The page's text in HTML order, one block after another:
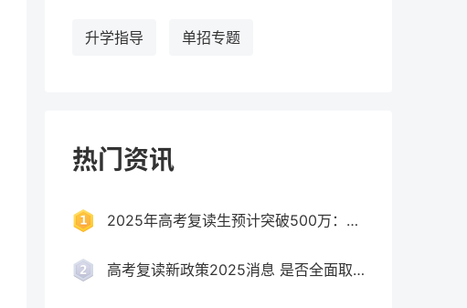
升学指导 单招专题
热门资讯
2025年高考复读生预计突破500万：一场教育内卷的深层博弈
高考复读新政策2025消息 是否全面取消复读生